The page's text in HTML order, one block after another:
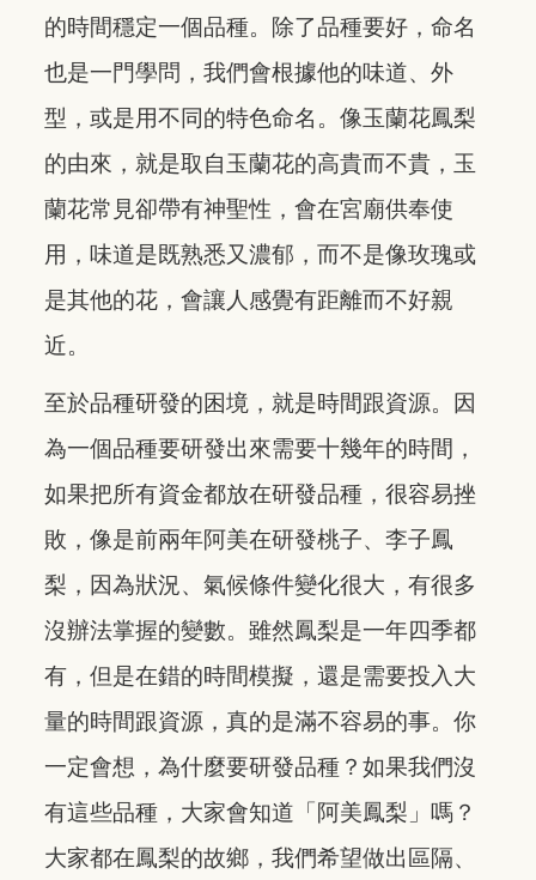
的時間穩定一個品種。除了品種要好，命名
也是一門學問，我們會根據他的味道、外
型，或是用不同的特色命名。像玉蘭花鳳梨
的由來，就是取自玉蘭花的高貴而不貴，玉
蘭花常見卻帶有神聖性，會在宮廟供奉使
用，味道是既熟悉又濃郁，而不是像玫瑰或
是其他的花，會讓人感覺有距離而不好親
近。
至於品種研發的困境，就是時間跟資源。因
為一個品種要研發出來需要十幾年的時間，
如果把所有資金都放在研發品種，很容易挫
敗，像是前兩年阿美在研發桃子、李子鳳
梨，因為狀況、氣候條件變化很大，有很多
沒辦法掌握的變數。雖然鳳梨是一年四季都
有，但是在錯的時間模擬，還是需要投入大
量的時間跟資源，真的是滿不容易的事。你
一定會想，為什麼要研發品種？如果我們沒
有這些品種，大家會知道「阿美鳳梨」嗎？
大家都在鳳梨的故鄉，我們希望做出區隔、